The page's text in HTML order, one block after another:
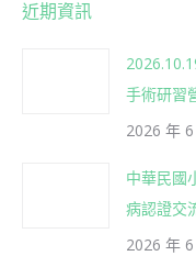
近期資訊
手術研習
2026 年
中華民國
病認證交
2026 年